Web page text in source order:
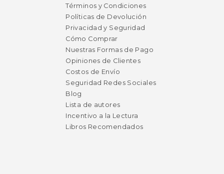
$ 59.49 dcto.
Términos y Condiciones
Políticas de Devolución
Privacidad y Seguridad
Cómo Comprar
Nuestras Formas de Pago
Opiniones de Clientes
Costos de Envío
Seguridad Redes Sociales
Blog
Lista de autores
Incentivo a la Lectura
Libros Recomendados